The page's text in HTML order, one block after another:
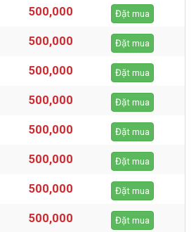
500,000 Đặt mua
500,000 Đặt mua
500,000 Đặt mua
500,000 Đặt mua
500,000 Đặt mua
500,000 Đặt mua
500,000 Đặt mua
500,000 Đặt mua